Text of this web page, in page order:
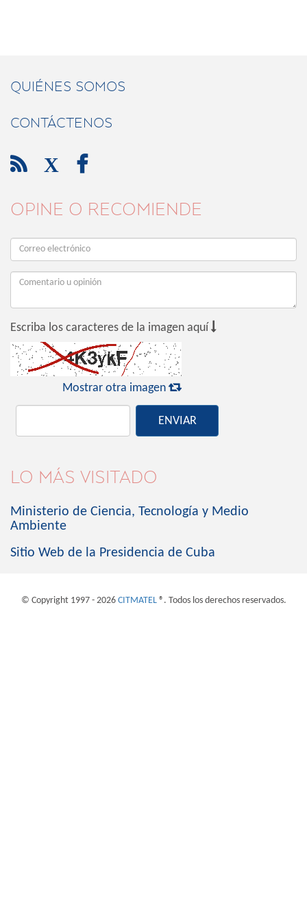
QUIÉNES SOMOS
CONTÁCTENOS
 X 
OPINE O RECOMIENDE
Escriba los caracteres de la imagen aquí 
Mostrar otra imagen 
ENVIAR
LO MÁS VISITADO
Ministerio de Ciencia, Tecnología y Medio
Ambiente
Sitio Web de la Presidencia de Cuba
© Copyright 1997 - 2026 CITMATEL®. Todos los derechos reservados.